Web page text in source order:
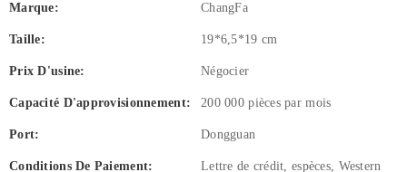
Marque: ChangFa
Taille: 19*6,5*19 cm
Prix ​​d'usine: Négocier
Capacité D'approvisionnement: 200 000 pièces par mois
Port: Dongguan
Conditions De Paiement:
Lettre de crédit, espèces, Western